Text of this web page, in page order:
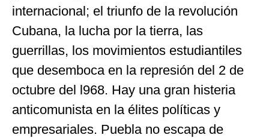
internacional; el triunfo de la revolución
Cubana, la lucha por la tierra, las
guerrillas, los movimientos estudiantiles
que desemboca en la represión del 2 de
octubre del l968. Hay una gran histeria
anticomunista en la élites políticas y
empresariales. Puebla no escapa de